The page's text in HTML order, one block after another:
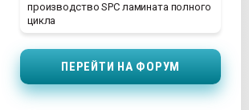
производство SPC ламината полного
цикла
ПЕРЕЙТИ НА ФОРУМ